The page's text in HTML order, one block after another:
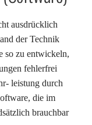
ausdrücklich
der Technik
so zu entwickeln,
fehlerfrei
leistung durch
die im
brauchbar